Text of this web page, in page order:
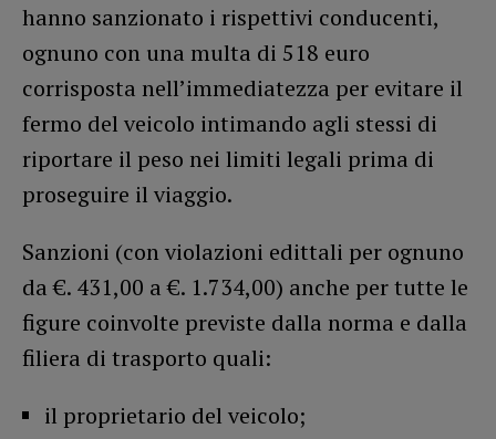
hanno sanzionato i rispettivi conducenti,
ognuno con una multa di 518 euro
corrisposta nell’immediatezza per evitare il
fermo del veicolo intimando agli stessi di
riportare il peso nei limiti legali prima di
proseguire il viaggio.
Sanzioni (con violazioni edittali per ognuno
da €. 431,00 a €. 1.734,00) anche per tutte le
figure coinvolte previste dalla norma e dalla
filiera di trasporto quali:
il proprietario del veicolo;